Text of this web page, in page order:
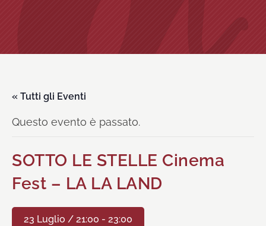
« Tutti gli Eventi
Questo evento è passato.
SOTTO LE STELLE Cinema
Fest – LA LA LAND
23 Luglio / 21:00 - 23:00